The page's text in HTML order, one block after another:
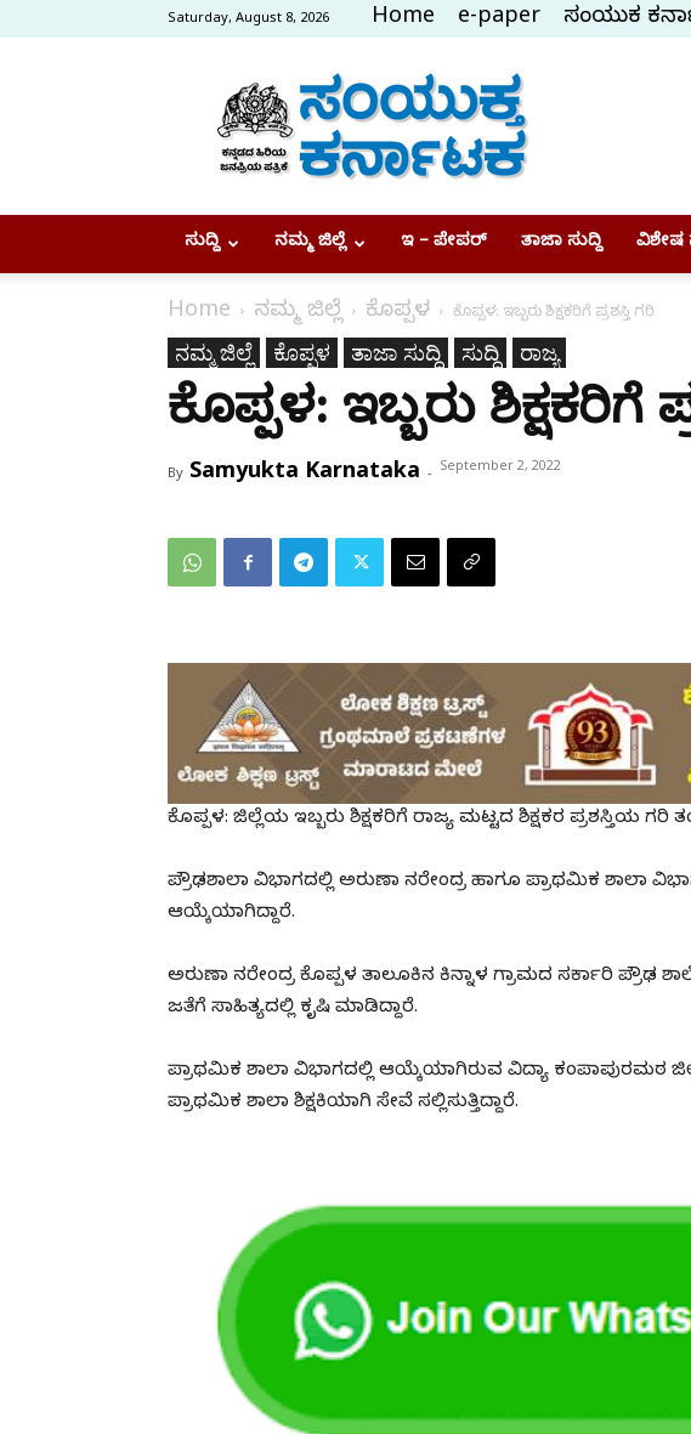
Saturday, August 8, 2026 Home e-paper ಸಂಯುಕ್ತ
Samyukta
Karnataka
ಸುದ್ದಿ ನಮ್ಮ ಜಿಲ್ಲೆ ಇ – ಪೇಪರ್ ತಾಜಾ ಸುದ್ದಿ ವಿಶೇಷ
Home ನಮ್ಮ ಜಿಲ್ಲೆ ಕೊಪ್ಪಳ ಕೊಪ್ಪಳ: ಇಬ್ಬರು ಶಿಕ್ಷಕರಿಗೆ ಪ್ರಶಸ್ತಿ ಗರಿ
ನಮ್ಮ ಜಿಲ್ಲೆ ಕೊಪ್ಪಳ ತಾಜಾ ಸುದ್ದಿ ಸುದ್ದಿ ರಾಜ್ಯ
ಕೊಪ್ಪಳ: ಇಬ್ಬರು ಶಿಕ್ಷಕರಿಗೆ
By Samyukta Karnataka - September 2, 2022
ಕೊಪ್ಪಳ: ಜಿಲ್ಲೆಯ ಇಬ್ಬರು ಶಿಕ್ಷಕರಿಗೆ ರಾಜ್ಯ ಮಟ್ಟದ ಶಿಕ್ಷಕರ ಪ್ರಶಸ್ತಿಯ ಗರಿ
ಪ್ರೌಢಶಾಲಾ ವಿಭಾಗದಲ್ಲಿ ಅರುಣಾ ನರೇಂದ್ರ ಹಾಗೂ ಪ್ರಾಥಮಿಕ ಶಾಲಾ
ಆಯ್ಕೆಯಾಗಿದ್ದಾರೆ.
ಅರುಣಾ ನರೇಂದ್ರ ಕೊಪ್ಪಳ ತಾಲೂಕಿನ ಕಿನ್ನಾಳ ಗ್ರಾಮದ ಸರ್ಕಾರಿ ಪ್ರೌಢ
ಜತೆಗೆ ಸಾಹಿತ್ಯದಲ್ಲಿ ಕೃಷಿ ಮಾಡಿದ್ದಾರೆ.
ಪ್ರಾಥಮಿಕ ಶಾಲಾ ವಿಭಾಗದಲ್ಲಿ ಆಯ್ಕೆಯಾಗಿರುವ ವಿದ್ಯಾ ಕಂಪಾಪುರಮಠ
ಪ್ರಾಥಮಿಕ ಶಾಲಾ ಶಿಕ್ಷಕಿಯಾಗಿ ಸೇವೆ ಸಲ್ಲಿಸುತ್ತಿದ್ದಾರೆ.